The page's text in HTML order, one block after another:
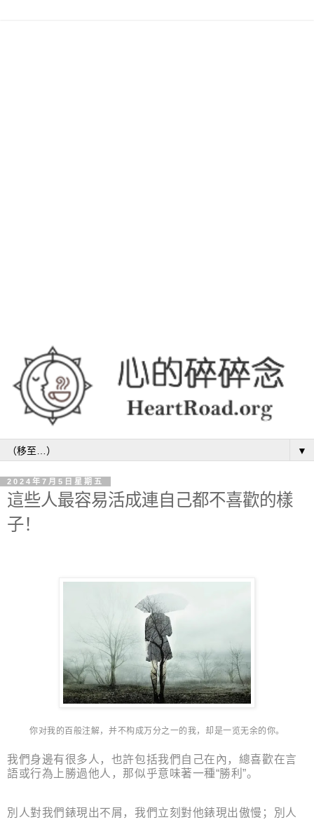
▼
2024年7月5日星期五
這些人最容易活成連自己都不喜歡的樣
子！
你对我的百般注解，并不构成万分之一的我，却是一览无余的你。
我們身邊有很多人，也許包括我們自己在內，總喜歡在言
語或行為上勝過他人，那似乎意味著一種“勝利”。
別人對我們錶現出不屑，我們立刻對他錶現出傲慢；別人